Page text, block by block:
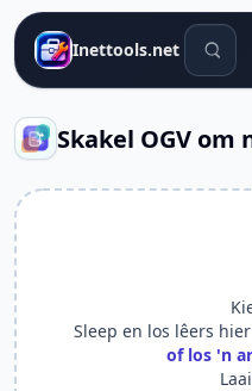
Inettools.net Soek
Skakel OGV om
Sleep en los lêers
of los 'n